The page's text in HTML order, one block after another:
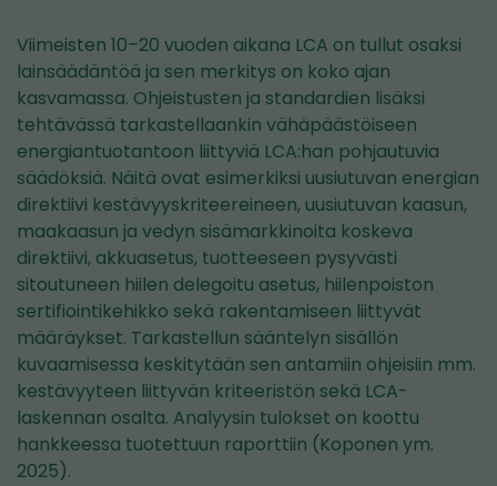
Viimeisten 10–20 vuoden aikana LCA on tullut osaksi
lainsäädäntöä ja sen merkitys on koko ajan
kasvamassa. Ohjeistusten ja standardien lisäksi
tehtävässä tarkastellaankin vähäpäästöiseen
energiantuotantoon liittyviä LCA:han pohjautuvia
säädöksiä. Näitä ovat esimerkiksi uusiutuvan energian
direktiivi kestävyyskriteereineen, uusiutuvan kaasun,
maakaasun ja vedyn sisämarkkinoita koskeva
direktiivi, akkuasetus, tuotteeseen pysyvästi
sitoutuneen hiilen delegoitu asetus, hiilenpoiston
sertifiointikehikko sekä rakentamiseen liittyvät
määräykset. Tarkastellun sääntelyn sisällön
kuvaamisessa keskitytään sen antamiin ohjeisiin mm.
kestävyyteen liittyvän kriteeristön sekä LCA-
laskennan osalta. Analyysin tulokset on koottu
hankkeessa tuotettuun raporttiin (Koponen ym.
2025).